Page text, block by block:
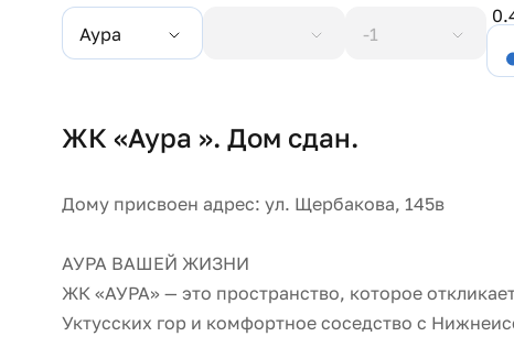
Аура -1
ЖК «Аура ». Дом сдан.
Дому присвоен адрес: ул. Щербакова, 145в
АУРА ВАШЕЙ ЖИЗНИ
ЖК «АУРА» — это пространство, которое
Уктусских гор и комфортное соседство с